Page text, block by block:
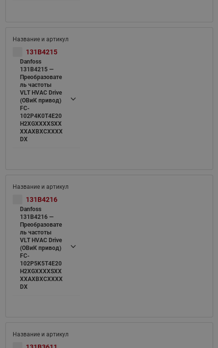
131B4215
Danfoss
131B4215 —
Преобразовате
ль частоты
VLT HVAC Drive
(ОВиК привод)
FC-
102P4K0T4E20
H2XGXXXXSXX
XXAXBXCXXXX
DX
131B4216
Danfoss
131B4216 —
Преобразовате
ль частоты
VLT HVAC Drive
(ОВиК привод)
FC-
102P5K5T4E20
H2XGXXXXSXX
XXAXBXCXXXX
DX